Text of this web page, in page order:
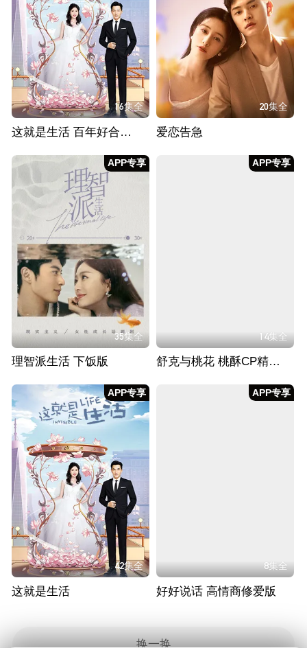
16集全
这就是生活 百年好合CP版
20集全
爱恋告急
APP专享
35集全
理智派生活 下饭版
APP专享
14集全
舒克与桃花 桃酥CP精华版
APP专享
42集全
这就是生活
APP专享
8集全
好好说话 高情商修爱版
换一换